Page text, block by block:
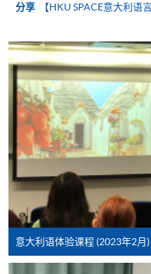
或可将上述文件一并寄
「报读课程」，惟学院
人资料概不负责。
3. VISA / Mastercard
申请人可亲临学院任何一
Mastercard（包括「香港
Mastercard卡」）缴付
Mastercard卡持有人，如
享有十个月免息分期付款
信用卡持有人。详情请向
分享 【HKU SPACE意大利语
意大利语体验课程 (2023年2月)